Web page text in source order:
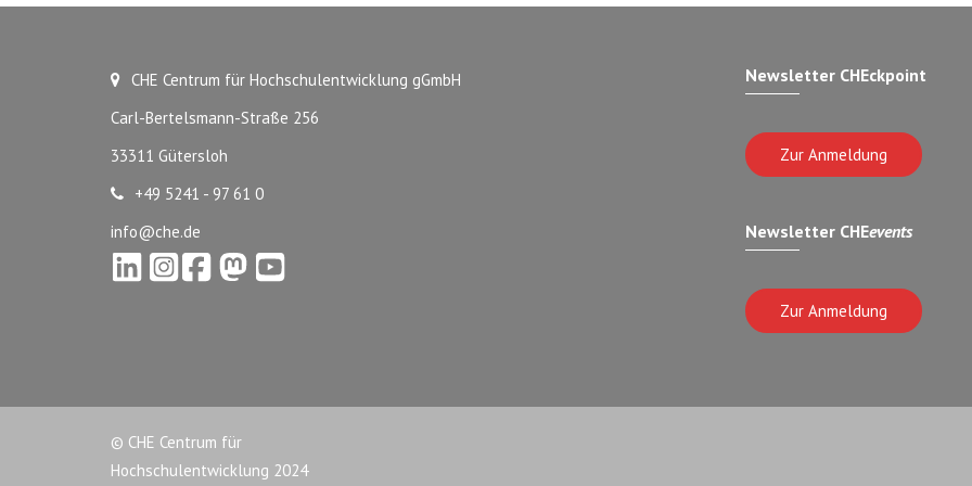
CHE Centrum für Hochschulentwicklung gGmbH
Carl-Bertelsmann-Straße 256
33311 Gütersloh
+49 5241 - 97 61 0
info@che.de
Newsletter CHEckpoint
Zur Anmeldung
Newsletter CHEevents
Zur Anmeldung
© CHE Centrum für
Hochschulentwicklung 2024